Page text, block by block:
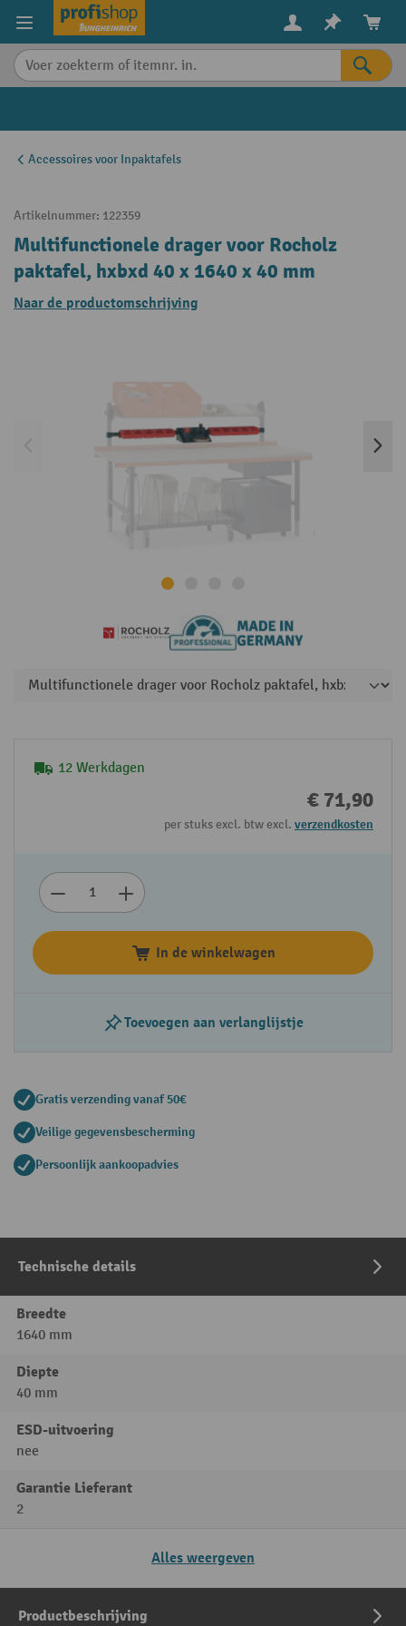
content
Accessoires voor Inpaktafels
Artikelnummer: 122359
Multifunctionele drager voor Rocholz
paktafel, hxbxd 40 x 1640 x 40 mm
Naar de productomschrijving
12 Werkdagen
€ 71,90
per stuks excl. btw excl. verzendkosten
In de winkelwagen
Toevoegen aan verlanglijstje
Gratis verzending vanaf 50€
Veilige gegevensbescherming
Persoonlijk aankoopadvies
Technische details
Breedte
1640 mm
Diepte
40 mm
ESD-uitvoering
nee
Garantie Lieferant
2
Alles weergeven
Productbeschrijving